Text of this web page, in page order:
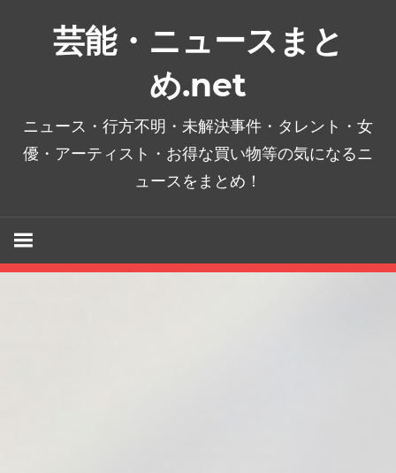
芸能・ニュースまと
め.net
ニュース・行方不明・未解決事件・タレント・女
優・アーティスト・お得な買い物等の気になるニ
ュースをまとめ！